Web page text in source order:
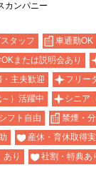
カンパニー
タッフ 車通勤OK
または説明会あり
・主夫歓迎 フリー
）活躍中 シニア
フト自由 禁煙・
産休・育休取得
り
社割・特典あ